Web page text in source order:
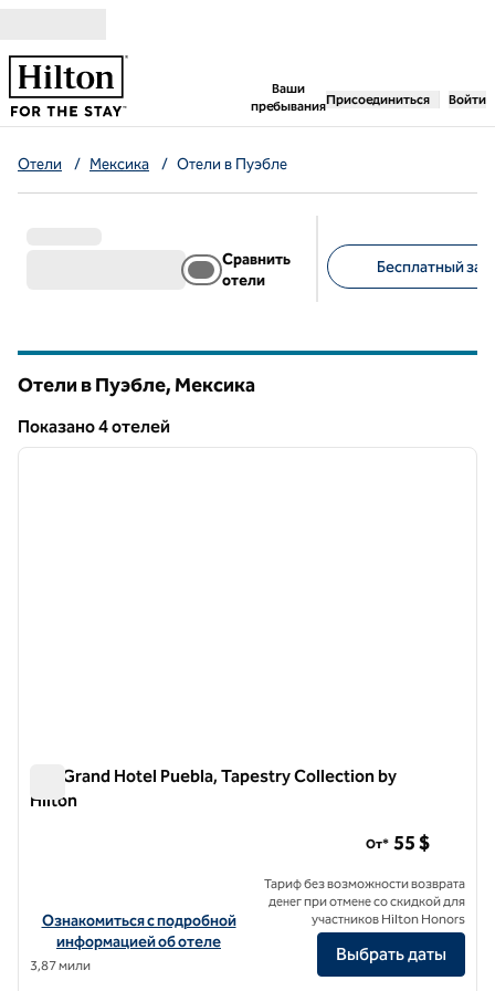
Ваши
пребывания
,открывается новая
Присоединиться Войти
Отели / Мексика / Отели в Пуэбле
Сравнить
отели
Бесплатный
Отели в Пуэбле, Мексика
Показанo 4 отелей
Показанo 4 отелей
1 из 12
MM Grand Hotel Puebla, Tapestry Collection by
Hilton
Посмотреть информацию об отеле MM Grand Hotel Puebla,
Ознакомиться с подробной
информацией об отеле
3,87 мили
От* 55 $
Тариф без возможности возврата
денег при отмене со скидкой для
участников Hilton Honors
Выбрать даты